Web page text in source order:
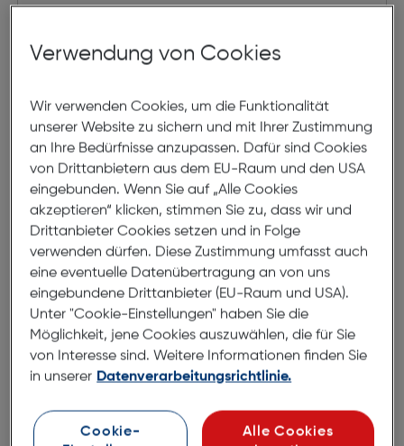
Insta360 85cm Invisible Selfie
Stick (+Selfie Stick Sleeve)
€ 29,99
in den Warenkorb
Verwendung von Cookies
Wir verwenden Cookies, um die Funktionalität
unserer Website zu sichern und mit Ihrer Zustimmung
an Ihre Bedürfnisse anzupassen. Dafür sind Cookies
von Drittanbietern aus dem EU-Raum und den USA
eingebunden. Wenn Sie auf „Alle Cookies
akzeptieren“ klicken, stimmen Sie zu, dass wir und
Drittanbieter Cookies setzen und in Folge
verwenden dürfen. Diese Zustimmung umfasst auch
eine eventuelle Datenübertragung an von uns
eingebundene Drittanbieter (EU-Raum und USA).
Unter "Cookie-Einstellungen" haben Sie die
Möglichkeit, jene Cookies auszuwählen, die für Sie
von Interesse sind. Weitere Informationen finden Sie
in unserer Datenverarbeitungsrichtlinie.
Cookie-
Alle Cookies